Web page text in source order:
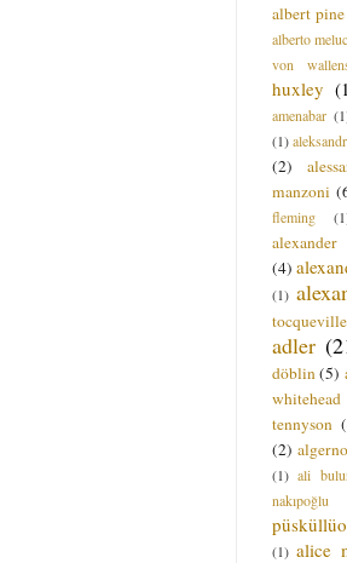
albert pine
alberto
von
huxley
amenabar
(1)
(2)
manzoni
fleming
alexander
(4)
(1)
tocqueville
adler
döblin (5)
whitehead
tennyson
(2)
(1) ali
nakıpoğlu
(1) alice